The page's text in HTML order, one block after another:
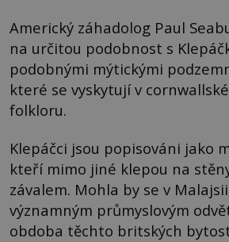
Americký záhadolog Paul
na určitou podobnost s
podobnými mýtickými
které se vyskytují v
folkloru.
Klepáčci jsou popisováni jako
kteří mimo jiné klepou na
závalem. Mohla by se v
významným průmyslovým
obdoba těchto britských